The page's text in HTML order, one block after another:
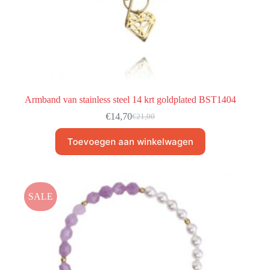
Armband van stainless steel 14 krt goldplated BST1404
€21,00
€14,70
Toevoegen aan winkelwagen
SALE